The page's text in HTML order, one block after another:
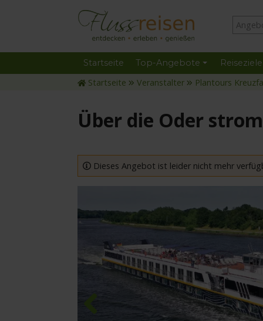
Startseite Top-Angebote Reiseziele
Startseite Veranstalter Plantours
Über die Oder
Dieses Angebot ist leider nicht mehr